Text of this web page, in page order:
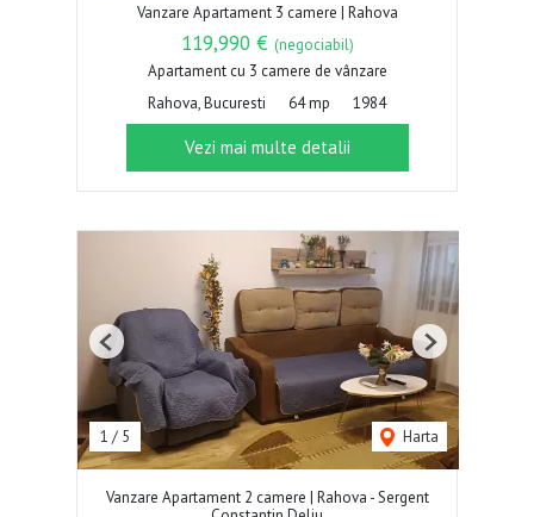
Vanzare Apartament 3 camere | Rahova
119,990 € (negociabil)
Apartament cu 3 camere de vânzare
Rahova, Bucuresti
64 mp 1984
Vezi mai multe detalii
1 / 5 Harta
Previous Next
Vanzare Apartament 2 camere | Rahova - Sergent